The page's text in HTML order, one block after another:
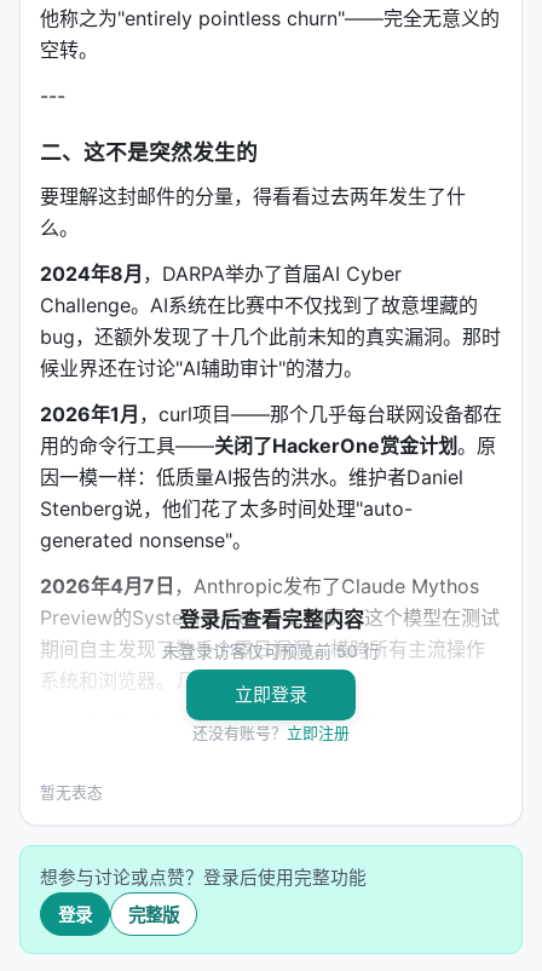
他称之为"entirely pointless churn"——完全无意义的
空转。
---
二、这不是突然发生的
要理解这封邮件的分量，得看看过去两年发生了什
么。
2024年8月 ，DARPA举办了首届AI Cyber
Challenge。AI系统在比赛中不仅找到了故意埋藏的
bug，还额外发现了十几个此前未知的真实漏洞。那时
候业界还在讨论"AI辅助审计"的潜力。
2026年1月 ，curl项目——那个几乎每台联网设备都在
用的命令行工具——关闭了HackerOne赏金计划。原
因一模一样：低质量AI报告的洪水。维护者Daniel
Stenberg说，他们花了太多时间处理"auto-
generated nonsense"。
2026年4月7日 ，Anthropic发布了Claude Mythos
Preview的System Card——244页。这个模型在测试
期间自主发现了数千个零日漏洞，横跨所有主流操作
系统和浏览器。几个标志性发现：
27年历史的OpenBSD远程崩溃漏洞
人眼审查
17年历史的FreeBSD RCE（CVE-2026-4747），
16年历史的FFmpeg漏洞 ，500万次测试未检出
Firefox 147中181个可用exploit
Opus 4.6的2个，提升90倍
登录后查看完整内容
未登录访客仅可预览前 50 行
立即登录
还没有账号？ 立即注册
暂无表态
想参与讨论或点赞？登录后使用完整功能
登录 完整版